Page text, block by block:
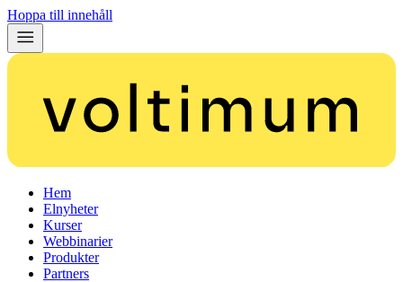
Hoppa till innehåll
Hem
Elnyheter
Kurser
Webbinarier
Produkter
Partners